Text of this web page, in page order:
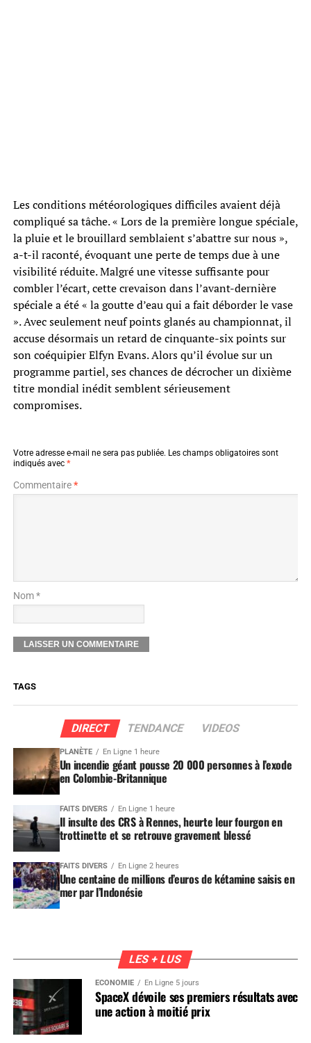
Les conditions météorologiques difficiles avaient déjà
compliqué sa tâche. « Lors de la première longue spéciale,
la pluie et le brouillard semblaient s’abattre sur nous »,
a-t-il raconté, évoquant une perte de temps due à une
visibilité réduite. Malgré une vitesse suffisante pour
combler l’écart, cette crevaison dans l’avant-dernière
spéciale a été « la goutte d’eau qui a fait déborder le vase
». Avec seulement neuf points glanés au championnat, il
accuse désormais un retard de cinquante-six points sur
son coéquipier Elfyn Evans. Alors qu’il évolue sur un
programme partiel, ses chances de décrocher un dixième
titre mondial inédit semblent sérieusement
compromises.
Votre adresse e-mail ne sera pas publiée. Les champs obligatoires sont
indiqués avec *
Commentaire*
Nom *
TAGS
DIRECT TENDANCE VIDEOS
PLANÈTE En Ligne 1 heure
Un incendie géant pousse 20 000 personnes à l’exode
en Colombie-Britannique
FAITS DIVERS En Ligne 1 heure
Il insulte des CRS à Rennes, heurte leur fourgon en
trottinette et se retrouve gravement blessé
FAITS DIVERS En Ligne 2 heures
Une centaine de millions d’euros de kétamine saisis en
mer par l’Indonésie
LES + LUS
ÉCONOMIE En Ligne 5 jours
SpaceX dévoile ses premiers résultats avec
une action à moitié prix